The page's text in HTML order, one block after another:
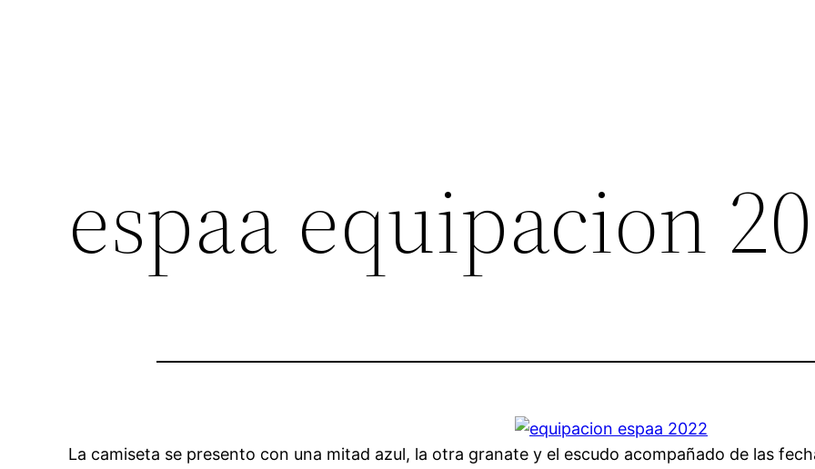
espaa equipacion
La camiseta se presento con una mitad azul, la otra granate y el escudo acompañado de las